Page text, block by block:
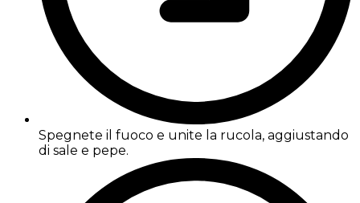
Spegnete il fuoco e unite la rucola, aggiustando
di sale e pepe.